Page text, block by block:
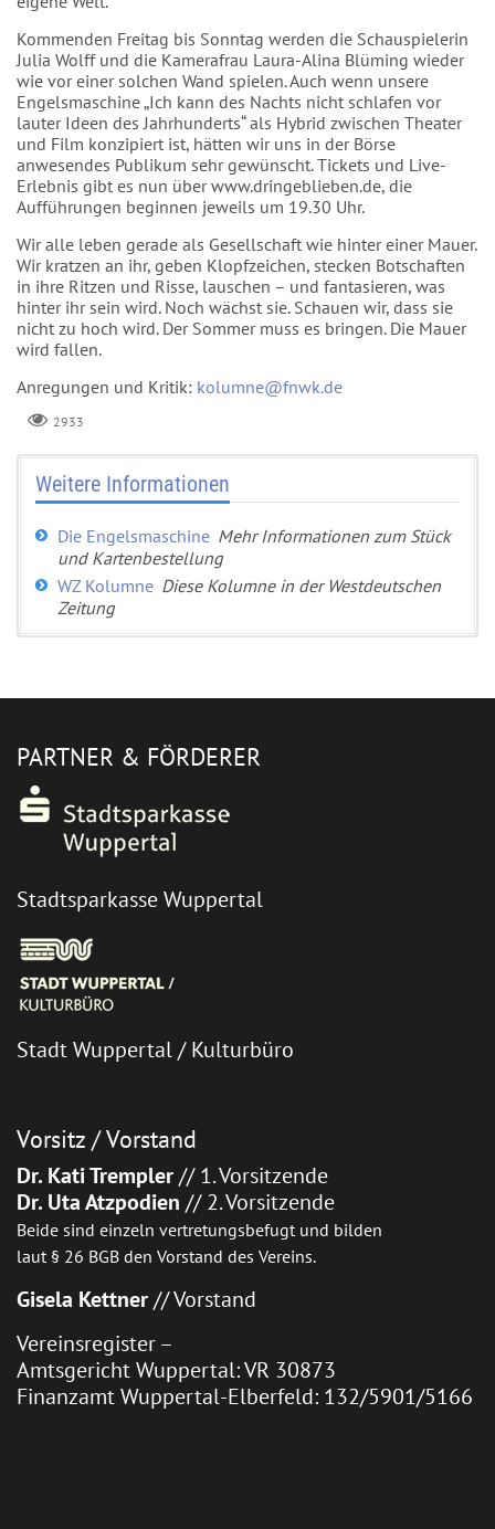
Kommenden Freitag bis Sonntag werden die Schauspielerin
Julia Wolff und die Kamerafrau Laura-Alina Blüming wieder
wie vor einer solchen Wand spielen. Auch wenn unsere
Engelsmaschine „Ich kann des Nachts nicht schlafen vor
lauter Ideen des Jahrhunderts“ als Hybrid zwischen Theater
und Film konzipiert ist, hätten wir uns in der Börse
anwesendes Publikum sehr gewünscht. Tickets und Live-
Erlebnis gibt es nun über www.dringeblieben.de, die
Aufführungen beginnen jeweils um 19.30 Uhr.
Wir alle leben gerade als Gesellschaft wie hinter einer Mauer.
Wir kratzen an ihr, geben Klopfzeichen, stecken Botschaften
in ihre Ritzen und Risse, lauschen – und fantasieren, was
hinter ihr sein wird. Noch wächst sie. Schauen wir, dass sie
nicht zu hoch wird. Der Sommer muss es bringen. Die Mauer
wird fallen.
Anregungen und Kritik: kolumne@fnwk.de
2933
Weitere Informationen
Die Engelsmaschine Mehr Informationen zum Stück
und Kartenbestellung
WZ Kolumne Diese Kolumne in der Westdeutschen
Zeitung
PARTNER & FÖRDERER
Stadtsparkasse Wuppertal
Stadt Wuppertal / Kulturbüro
Vorsitz / Vorstand
Dr. Kati Trempler// 1. Vorsitzende
Dr. Uta Atzpodien // 2. Vorsitzende
Beide sind einzeln vertretungsbefugt und bilden
laut § 26 BGB den Vorstand des Vereins.
Gisela Kettner// Vorstand
Vereinsregister –
Amtsgericht Wuppertal: VR 30873
Finanzamt Wuppertal-Elberfeld: 132/5901/5166